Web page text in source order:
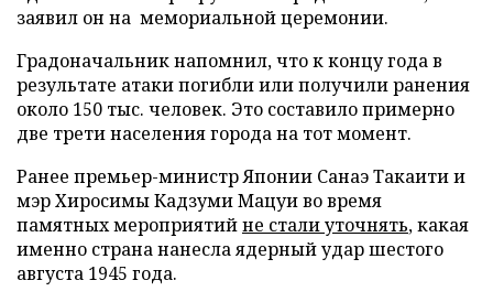
заявил он на мемориальной церемонии.
Градоначальник напомнил, что к концу года в
результате атаки погибли или получили ранения
около 150 тыс. человек. Это составило примерно
две трети населения города на тот момент.
Ранее премьер-министр Японии Санаэ Такаити и
мэр Хиросимы Кадзуми Мацуи во время
памятных мероприятийне стали уточнять, какая
именно страна нанесла ядерный удар шестого
августа 1945 года.